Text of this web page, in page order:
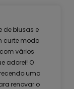
de blusas e
curte moda
vários
adorei! O
uma
renovar o